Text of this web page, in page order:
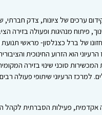
ערכים של ציונות, צדק
פיתוח מנהיגות ופעולה בזירה
של ברל כצנלסון- מראשי
הוא הזרוע החינוכית
המכשירות סוכני שינוי בזירה
למרכז הרעיוני שיתופי פעולה
אקדמית, פעילות הסברתית לקהל